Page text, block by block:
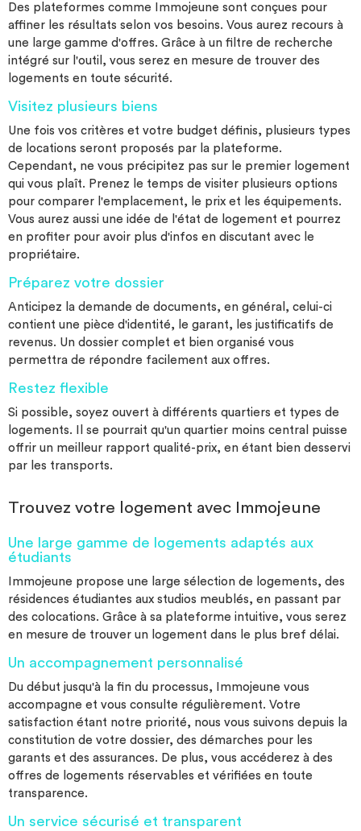
Des plateformes comme Immojeune sont conçues pour
affiner les résultats selon vos besoins. Vous aurez recours à
une large gamme d'offres. Grâce à un filtre de recherche
intégré sur l'outil, vous serez en mesure de trouver des
logements en toute sécurité.
Visitez plusieurs biens
Une fois vos critères et votre budget définis, plusieurs types
de locations seront proposés par la plateforme.
Cependant, ne vous précipitez pas sur le premier logement
qui vous plaît. Prenez le temps de visiter plusieurs options
pour comparer l'emplacement, le prix et les équipements.
Vous aurez aussi une idée de l'état de logement et pourrez
en profiter pour avoir plus d'infos en discutant avec le
propriétaire.
Préparez votre dossier
Anticipez la demande de documents, en général, celui-ci
contient une pièce d'identité, le garant, les justificatifs de
revenus. Un dossier complet et bien organisé vous
permettra de répondre facilement aux offres.
Restez flexible
Si possible, soyez ouvert à différents quartiers et types de
logements. Il se pourrait qu'un quartier moins central puisse
offrir un meilleur rapport qualité-prix, en étant bien desservi
par les transports.
Trouvez votre logement avec Immojeune
Une large gamme de logements adaptés aux
étudiants
Immojeune propose une large sélection de logements, des
résidences étudiantes aux studios meublés, en passant par
des colocations. Grâce à sa plateforme intuitive, vous serez
en mesure de trouver un logement dans le plus bref délai.
Un accompagnement personnalisé
Du début jusqu'à la fin du processus, Immojeune vous
accompagne et vous consulte régulièrement. Votre
satisfaction étant notre priorité, nous vous suivons depuis la
constitution de votre dossier, des démarches pour les
garants et des assurances. De plus, vous accéderez à des
offres de logements réservables et vérifiées en toute
transparence.
Un service sécurisé et transparent